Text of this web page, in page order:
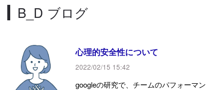
B_D ブログ
心理的安全性について
2022/02/15 15:42
googleの研究で、チームのパフォーマン